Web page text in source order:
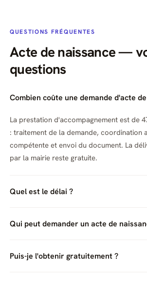
QUESTIONS FRÉQUENTES
Acte de naissance —
questions
Combien coûte une demande d'acte
La prestation d'accompagnement est de
: traitement de la demande, coordination
compétente et envoi du document. La
par la mairie reste gratuite.
Quel est le délai ?
Qui peut demander un acte de
Puis-je l'obtenir gratuitement ?